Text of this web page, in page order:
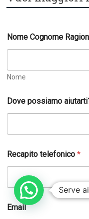
Nome Cognome
Nome
Dove possiamo
i
u
t
i
Recapito telefonico*
Email
Serve